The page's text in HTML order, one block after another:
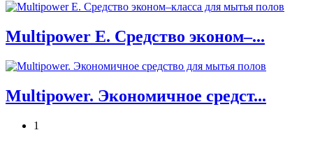
Multipower E. Средство эконом–...
Multipower. Экономичное средст...
1